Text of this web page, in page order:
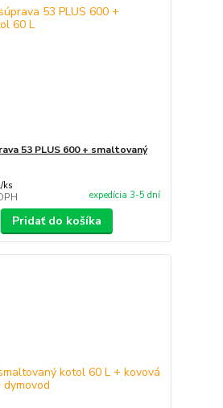
53 PLUS 600 + smaltovaný
/ks
expedícia 3-5 dní
Pridať do košíka